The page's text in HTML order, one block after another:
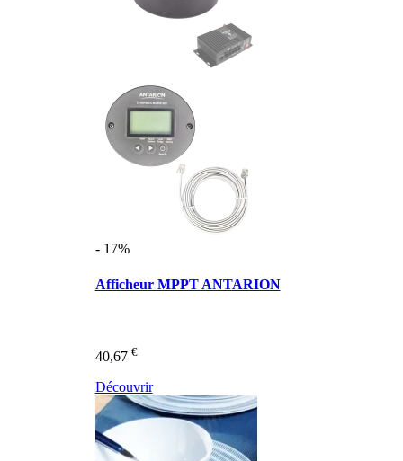
- 17%
Afficheur MPPT ANTARION
40,67 €
Découvrir